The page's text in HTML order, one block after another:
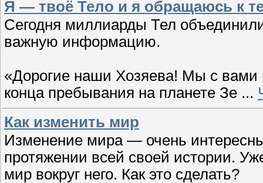
Я — твоё Тело и я обращаюсь к
Сегодня миллиарды Тел
важную информацию.
«Дорогие наши Хозяева! Мы с вами
конца пребывания на планете Зе ...
Как изменить мир
Изменение мира — очень
протяжении всей своей истории.
мир вокруг него. Как это сделать?